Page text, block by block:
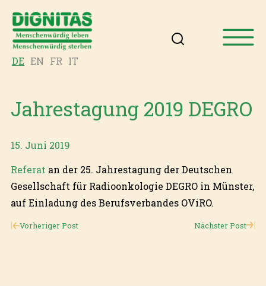
DE EN FR IT
Jahrestagung 2019 DEGRO
15. Juni 2019
Referat an der 25. Jahrestagung der Deutschen
Gesellschaft für Radioonkologie DEGRO in Münster,
auf Einladung des Berufsverbandes OViRO.
Vorheriger Post Nächster Post